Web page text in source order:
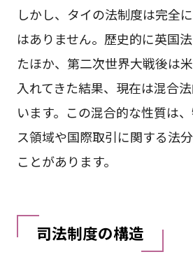
しかし、タイの法制度は完全
はありません。歴史的に英国
たほか、第二次世界大戦後は
入れてきた結果、現在は混合
います。この混合的な性質は
ス領域や国際取引に関する法
ことがあります。
司法制度の構造